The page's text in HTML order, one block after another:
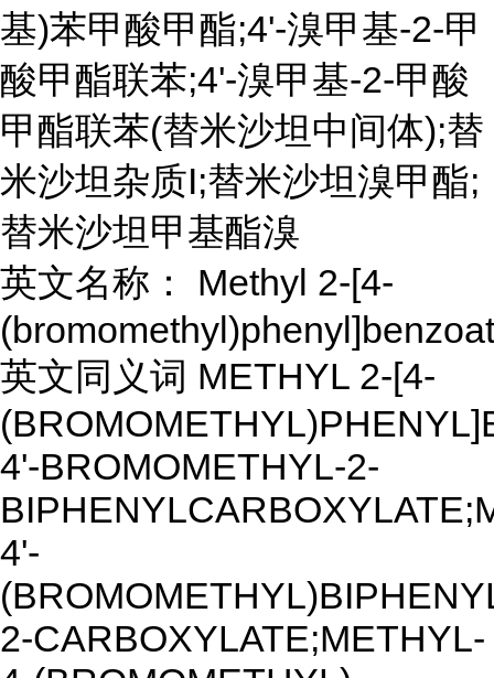
基)苯甲酸甲酯;4'-溴甲基-2-甲
酸甲酯联苯;4'-溴甲基-2-甲酸
甲酯联苯(替米沙坦中间体);替
米沙坦杂质I;替米沙坦溴甲酯;
替米沙坦甲基酯溴
英文名称： Methyl 2-[4-
英文同义词 METHYL 2-[4-
4'-BROMOMETHYL-2-
4'-
2-CARBOXYLATE;METHYL-